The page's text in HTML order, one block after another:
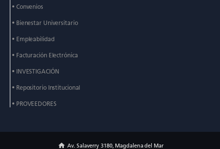
• Convenios
• Bienestar Universitario
• Empleabilidad
• Facturación Electrónica
• INVESTIGACIÓN
• Repositorio Institucional
• PROVEEDORES
Av. Salaverry 3180, Magdalena del Mar